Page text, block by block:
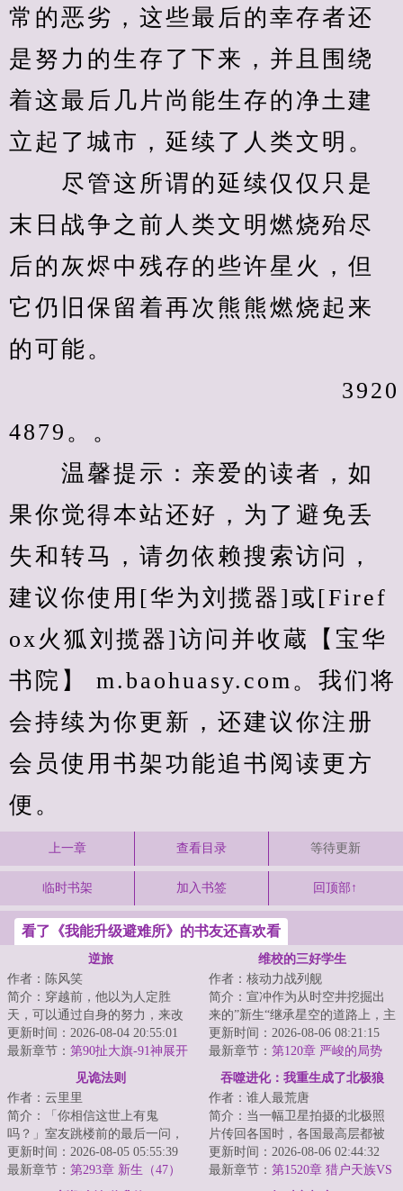
常的恶劣，这些最后的幸存者还
是努力的生存了下来，并且围绕
着这最后几片尚能生存的净土建
立起了城市，延续了人类文明。
尽管这所谓的延续仅仅只是
末日战争之前人类文明燃烧殆尽
后的灰烬中残存的些许星火，但
它仍旧保留着再次熊熊燃烧起来
的可能。
4879。。
温馨提示：亲爱的读者，如
果你觉得本站还好，为了避免丢
失和转马，请勿依赖搜索访问，
建议你使用[华为刘揽器]或[Firef
ox火狐刘揽器]访问并收蔵【宝华
书院】 m.baohuasy.com。我们将
会持续为你更新，还建议你注册
会员使用书架功能追书阅读更方
便。
上一章 查看目录 等待更新
临时书架 加入书签 回顶部↑
看了《我能升级避难所》的书友还喜欢看
逆旅
作者：陈风笑
简介：穿越前，他以为人定胜
天，可以通过自身的努力，来改
变环境和阶层。穿越后才知道，
有些东西天生自带...
更新时间：2026-08-04 20:55:01
最新章节： 第90扯大旗-91神展开
（四更求月票）
维校的三好学生
作者：核动力战列舰
简介：宣冲作为从时空井挖掘出
来的”新生“继承星空的道路上，主
打一个自信。功课能做得好，炮
火顶得住，...
更新时间：2026-08-06 08:21:15
最新章节： 第120章 严峻的局势
见诡法则
作者：云里里
简介：「你相信这世上有鬼
吗？」室友跳楼前的最后一问，
让鹿今朝被迫卷入一场无法言说
的恐怖循环。染血的...
更新时间：2026-08-05 05:55:39
最新章节： 第293章 新生（47）
吞噬进化：我重生成了北极狼
作者：谁人最荒唐
简介：当一幅卫星拍摄的北极照
片传回各国时，各国最高层都被
照片内容震惊了。他们看到了北
极数以万计的狼...
更新时间：2026-08-06 02:44:32
最新章节： 第1520章 猎户天族VS
星团群雄（十五）